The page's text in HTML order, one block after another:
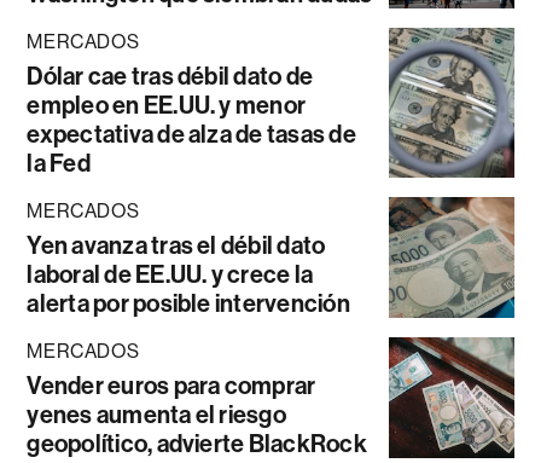
MERCADOS
Dólar cae tras débil dato de
empleo en EE.UU. y menor
expectativa de alza de tasas de
la Fed
MERCADOS
Yen avanza tras el débil dato
laboral de EE.UU. y crece la
alerta por posible intervención
MERCADOS
Vender euros para comprar
yenes aumenta el riesgo
geopolítico, advierte BlackRock